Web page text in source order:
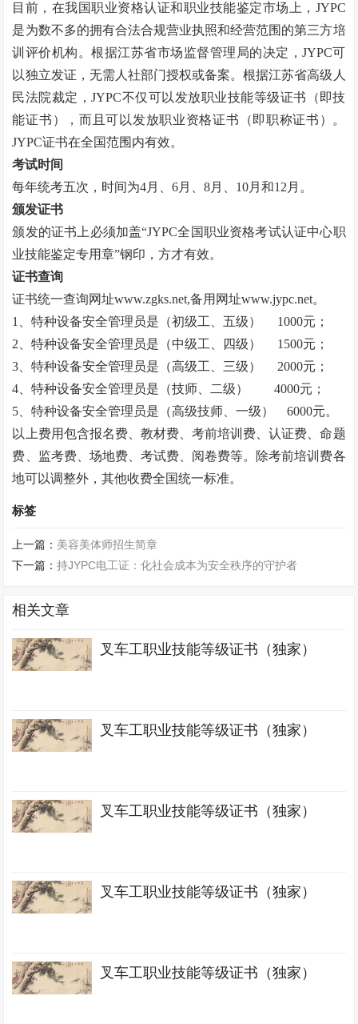
目前，在我国职业资格认证和职业技能鉴定市场上， JYPC
是为数不多的拥有合法合规营业执照和经营范围的第三方培
训评价机构。根据江苏省市场监督管理局的决定，JYPC可
以独立发证，无需人社部门授权或备案。根据江苏省高级人
民法院裁定，JYPC不仅可以发放职业技能等级证书（即技
能证书），而且可以发放职业资格证书（即职称证书）。
JYPC证书在全国范围内有效。
考试时间
每年统考五次，时间为4月、6月、8月、10月和12月。
颁发证书
颁发的证书上必须加盖“JYPC全国职业资格考试认证中心职
业技能鉴定专用章”钢印，方才有效。
证书查询
证书统一查询网址www.zgks.net,备用网址www.jypc.net。
1、特种设备安全管理员是（初级工、五级）
1000元；
2、特种设备安全管理员是（中级工、四级）
1500元；
3、特种设备安全管理员是（高级工、三级）
2000元；
4、特种设备安全管理员是（技师、二级） 4000元；
5、特种设备安全管理员是（高级技师、一级） 6000元。
以上费用包含报名费、教材费、考前培训费、认证费、命题
费、监考费、场地费、考试费、阅卷费等。除考前培训费各
地可以调整外，其他收费全国统一标准。
标签
上一篇： 美容美体师招生简章
下一篇：持JYPC电工证：化社会成本为安全秩序的守护者
相关文章
叉车工职业技能等级证书（独家）
叉车工职业技能等级证书（独家）
叉车工职业技能等级证书（独家）
叉车工职业技能等级证书（独家）
叉车工职业技能等级证书（独家）